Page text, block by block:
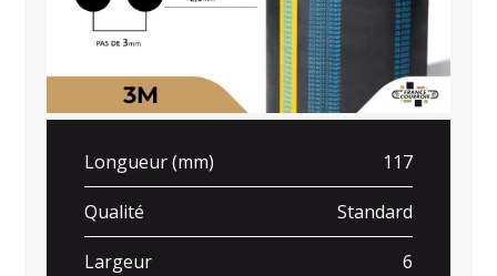
Longueur (mm) 117
Qualité Standard
Largeur 6